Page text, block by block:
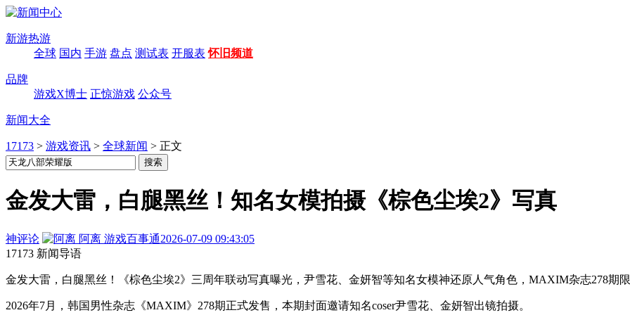
新游热游
全球 国内 手游 盘点 测试表 开服表 怀旧频道
品牌
游戏X博士 正惊游戏 公众号
新闻大全
17173 > 游戏资讯 > 全球新闻 > 正文
金发大雷，白腿黑丝！知名女模拍摄《棕色尘埃2》写真
神评论 阿离 游戏百事通2026-07-09 09:43:05
17173 新闻导语
金发大雷，白腿黑丝！《棕色尘埃2》三周年联动写真曝光，尹雪花、金妍智等知名女模神还原人气角色，MAXIM杂志278期
2026年7月，韩国男性杂志《MAXIM》278期正式发售，本期封面邀请知名coser尹雪花、金妍智出镜拍摄。